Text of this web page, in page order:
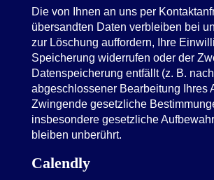
Die von Ihnen an uns per
übersandten Daten verbleiben bei
zur Löschung auffordern, Ihre
Speicherung widerrufen oder der
Datenspeicherung entfällt (z. B. nach
abgeschlossener Bearbeitung Ihres
Zwingende gesetzliche
insbesondere gesetzliche
bleiben unberührt.
Calendly